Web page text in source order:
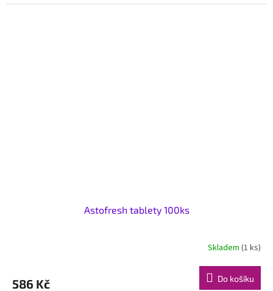
Astofresh tablety 100ks
Skladem (1 ks)
586 Kč Do košíku